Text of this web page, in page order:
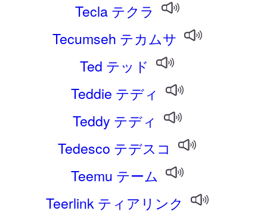
Tecla テクラ
Tecumseh テカムサ
Ted テッド
Teddie テディ
Teddy テディ
Tedesco テデスコ
Teemu テーム
Teerlink ティアリンク